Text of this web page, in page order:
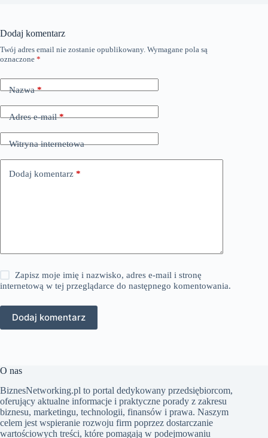
Dodaj komentarz
Twój adres email nie zostanie opublikowany. Wymagane pola są
oznaczone *
Nazwa*
Adres e-mail*
Witryna internetowa
Dodaj komentarz *
Zapisz moje imię i nazwisko, adres e-mail i stronę
internetową w tej przeglądarce do następnego komentowania.
Dodaj komentarz
O nas
BiznesNetworking.pl to portal dedykowany przedsiębiorcom,
oferujący aktualne informacje i praktyczne porady z zakresu
biznesu, marketingu, technologii, finansów i prawa. Naszym
celem jest wspieranie rozwoju firm poprzez dostarczanie
wartościowych treści, które pomagają w podejmowaniu